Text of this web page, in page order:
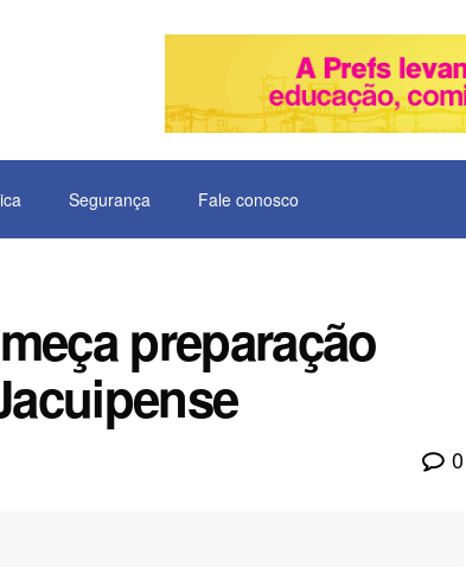
Segurança Fale conosco
preparação
0